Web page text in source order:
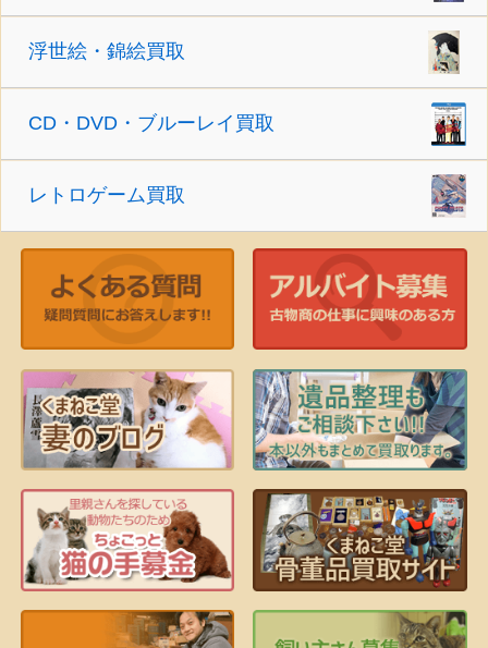
浮世絵・錦絵買取
CD・DVD・ブルーレイ買取
レトロゲーム買取